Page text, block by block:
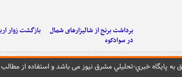
برداشت برنج از شالیزارهای شمال
در سوادکوه
بازگشت زوار
پایگاه خبري-تحليلي مشرق نيوز می باشد و استفاده از مطالب